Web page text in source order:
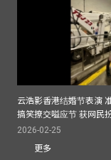
云浩影香港结婚节表演
搞笑撩交嗌应节 获网民
2026-02-25
更多